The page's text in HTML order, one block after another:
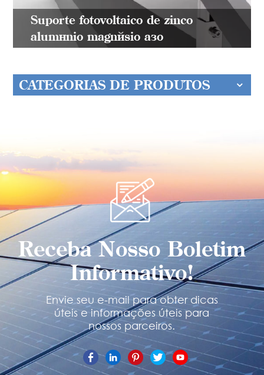
Suporte fotovoltaico de zinco
alumínio magnésio aço
CATEGORIAS DE PRODUTOS
Receba Nosso Boletim
Informativo!
Envie seu e-mail para obter dicas
úteis e informações úteis para
nossos parceiros.